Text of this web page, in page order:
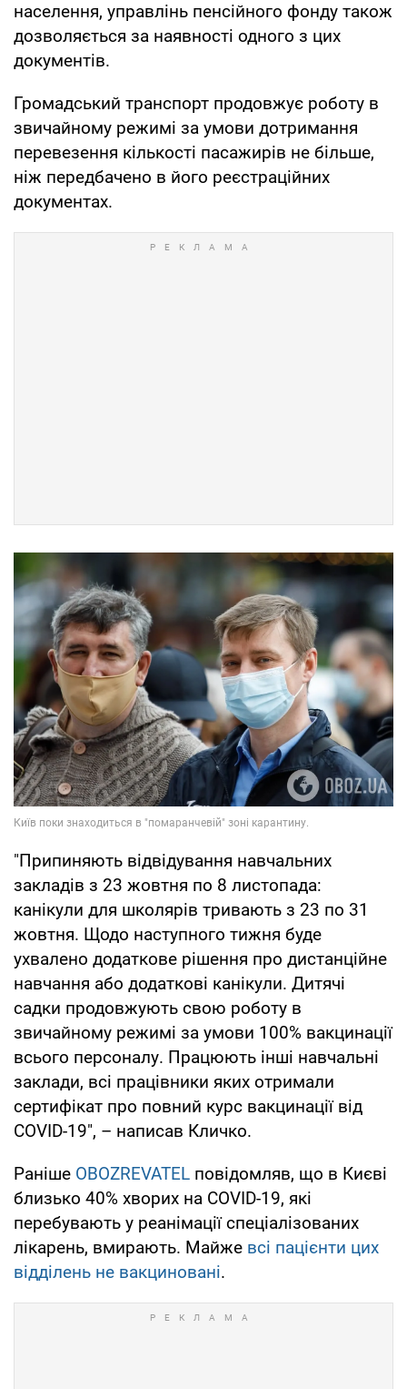
населення, управлінь пенсійного фонду також
дозволяється за наявності одного з цих
документів.
Громадський транспорт продовжує роботу в
звичайному режимі за умови дотримання
перевезення кількості пасажирів не більше,
ніж передбачено в його реєстраційних
документах.
"Припиняють відвідування навчальних
закладів з 23 жовтня по 8 листопада:
канікули для школярів тривають з 23 по 31
жовтня. Щодо наступного тижня буде
ухвалено додаткове рішення про дистанційне
навчання або додаткові канікули. Дитячі
садки продовжують свою роботу в
звичайному режимі за умови 100% вакцинації
всього персоналу. Працюють інші навчальні
заклади, всі працівники яких отримали
сертифікат про повний курс вакцинації від
COVID-19", – написав Кличко.
Раніше OBOZREVATEL повідомляв, що в Києві
близько 40% хворих на COVID-19, які
перебувають у реанімації спеціалізованих
лікарень, вмирають. Майже всі пацієнти цих
відділень не вакциновані.